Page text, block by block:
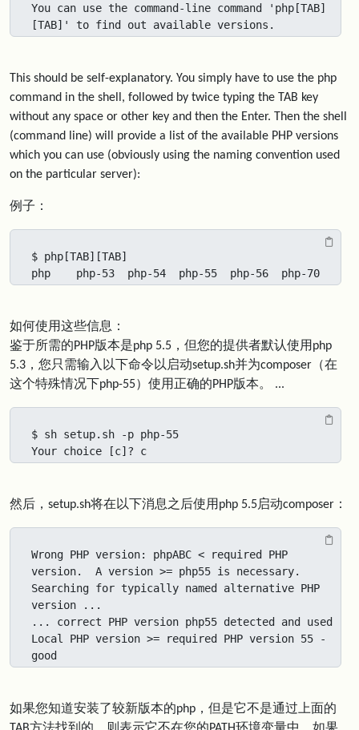
You can use the command-line command 'php[TAB]
[TAB]' to find out available versions.
This should be self-explanatory. You simply have to use the php
command in the shell, followed by twice typing the TAB key
without any space or other key and then the Enter. Then the shell
(command line) will provide a list of the available PHP versions
which you can use (obviously using the naming convention used
on the particular server):
例子：
$ php[TAB][TAB]
php    php-53  php-54  php-55  php-56  php-70
如何使用这些信息：
鉴于所需的PHP版本是php 5.5，但您的提供者默认使用php
5.3，您只需输入以下命令以启动setup.sh并为composer（在
这个特殊情况下php-55）使用正确的PHP版本。 ...
$ sh setup.sh -p php-55
Your choice [c]? c
然后，setup.sh将在以下消息之后使用php 5.5启动composer：
Wrong PHP version: phpABC < required PHP
version.  A version >= php55 is necessary.
Searching for typically named alternative PHP
version ...
... correct PHP version php55 detected and used
Local PHP version >= required PHP version 55 -
good
如果您知道安装了较新版本的php，但是它不是通过上面的